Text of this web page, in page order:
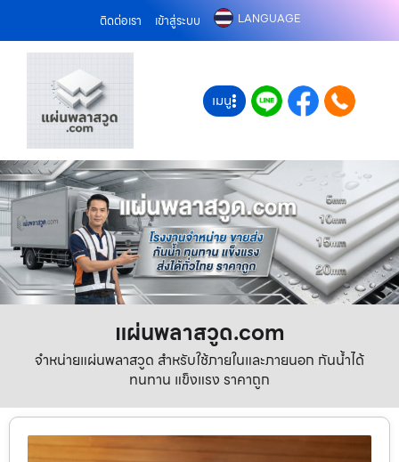
ติดต่อเรา เข้าสู่ระบบ LANGUAGE
เมนู
แผ่นพลาสวูด.com
จำหน่ายแผ่นพลาสวูด สำหรับใช้ภายในและภายนอก กันน้ำได้
ทนทาน แข็งแรง ราคาถูก